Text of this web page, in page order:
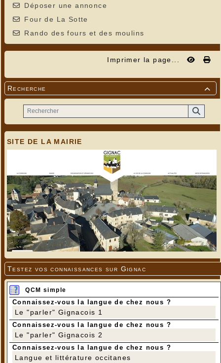
Déposer une annonce
Four de La Sotte
Rando des fours et des moulins
Imprimer la page...

Recherche
SITE DE LA MAIRIE
Testez vos connaissances sur Gignac
QCM simple
Connaissez-vous la langue de chez nous ?
Le "parler" Gignacois 1
Connaissez-vous la langue de chez nous ?
Le "parler" Gignacois 2
Connaissez-vous la langue de chez nous ?
Langue et littérature occitanes